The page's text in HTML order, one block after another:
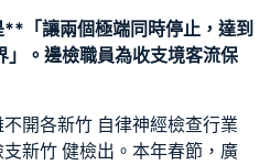
「讓兩個極端同時停止，達到
」。邊檢職員為收支境客流保
開各新竹 自律神經檢查行業
支新竹 健檢出。本年春節，廣